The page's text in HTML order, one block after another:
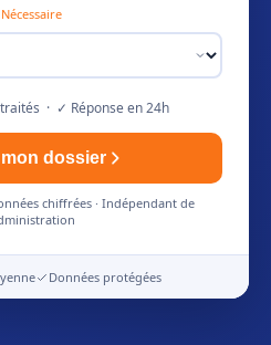
Nécessaire
· ✓ Réponse en 24h
dossier
chiffrées · Indépendant de
Données protégées